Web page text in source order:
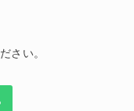
さい。